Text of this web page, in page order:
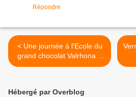
Répondre
< Une journée à l'Ecole du
grand chocolat Valrhona à
Tain (26)
Hébergé par Overblog